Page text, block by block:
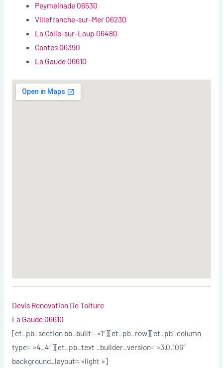
Peymeinade 06530
Villefranche-sur-Mer 06230
La Colle-sur-Loup 06480
Contes 06390
La Gaude 06610
Devis Renovation De Toiture
La Gaude 06610
[et_pb_section bb_built= »1″][et_pb_row][et_pb_column
type= »4_4″][et_pb_text _builder_version= »3.0.106″
background_layout= »light »]